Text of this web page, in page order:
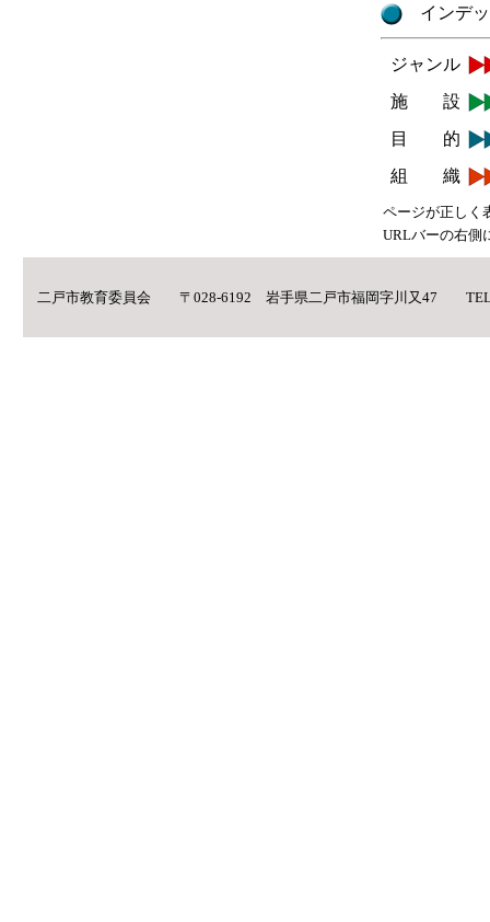
インデッ
ジャンル
施 設
目 的
組 織
ページが正しく
URLバーの右側
二戸市教育委員会 〒028-6192 岩手県二戸市福岡字川又47